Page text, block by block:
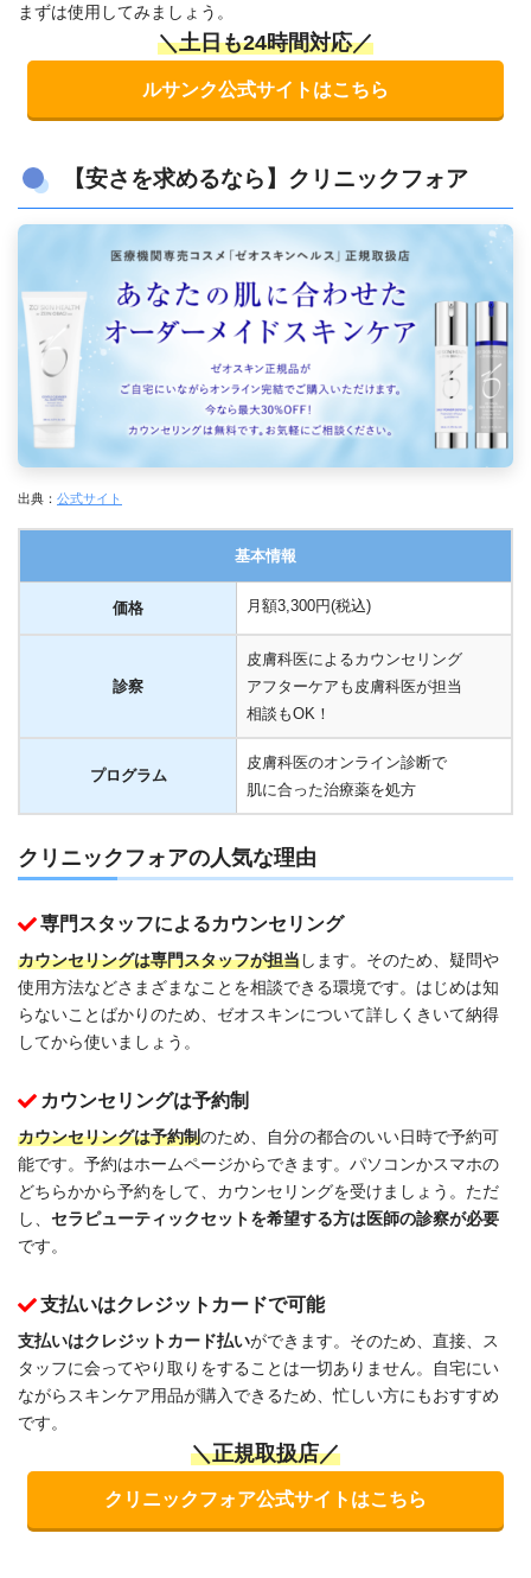
まずは使用してみましょう。
＼土日も24時間対応／
ルサンク公式サイトはこちら
【安さを求めるなら】クリニックフォア
出典： 公式サイト
基本情報
価格 月額3,300円(税込)
診察
皮膚科医によるカウンセリング
アフターケアも皮膚科医が担当
相談もOK！
プログラム
皮膚科医のオンライン診断で
肌に合った治療薬を処方
クリニックフォアの人気な理由
専門スタッフによるカウンセリング
カウンセリングは専門スタッフが担当します。そのため、疑問や
使用方法などさまざまなことを相談できる環境です。はじめは知
らないことばかりのため、ゼオスキンについて詳しくきいて納得
してから使いましょう。
カウンセリングは予約制
カウンセリングは予約制のため、自分の都合のいい日時で予約可
能です。予約はホームページからできます。パソコンかスマホの
どちらかから予約をして、カウンセリングを受けましょう。ただ
し、 セラピューティックセットを希望する方は医師の診察が必要
です。
支払いはクレジットカードで可能
支払いはクレジットカード払いができます。そのため、直接、ス
タッフに会ってやり取りをすることは一切ありません。自宅にい
ながらスキンケア用品が購入できるため、忙しい方にもおすすめ
です。
＼正規取扱店／
クリニックフォア公式サイトはこちら